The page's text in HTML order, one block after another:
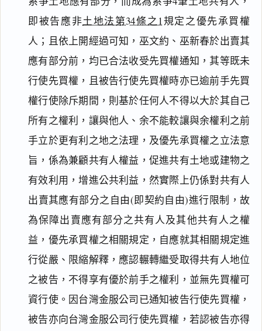
即被告應非土地法第34條之1規定之優先承買權
人；且依上開經過可知，巫文約、巫新春於出賣其
應有部分前，均已合法收受先買權通知，其等既未
行使先買權，且被告行使先買權時亦已逾前手先買
權行使除斥期間，則基於任何人不得以大於其自己
所有之權利，讓與他人、余不能較讓與余權利之前
手立於更有利之地之法理，及優先承買權之立法意
旨，係為兼顧共有人權益，促進共有土地或建物之
有效利用，增進公共利益，然實際上仍係對共有人
出賣其應有部分之自由(即契約自由)進行限制，故
為保障出賣應有部分之共有人及其他共有人之權
益，優先承買權之相關規定，自應就其相關規定進
行從嚴、限縮解釋，應認輾轉繼受取得共有人地位
之被告，不得享有優於前手之權利，並無先買權可
資行使。因台灣金服公司已通知被告行使先買權，
被告亦向台灣金服公司行使先買權，若認被告亦得